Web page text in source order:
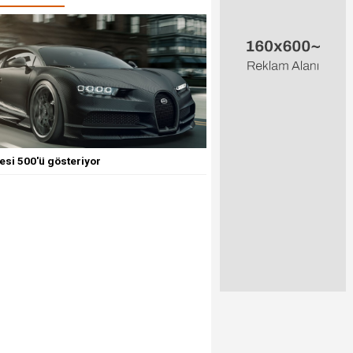
500'ü gösteriyor